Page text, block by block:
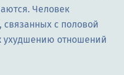
Человек
связанных с половой
ухудшению отношений